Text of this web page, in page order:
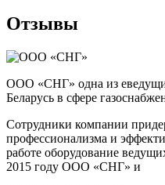
Отзывы
ООО «СНГ» одна из
Беларусь в сфере
Сотрудники компании
профессионализма и
работе оборудование
2015 году ООО «СНГ» и